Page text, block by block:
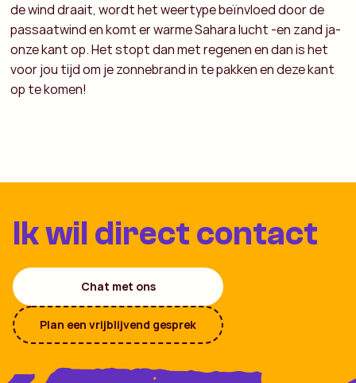
de wind draait, wordt het weertype beïnvloed door de
passaatwind en komt er warme Sahara lucht -en zand ja-
onze kant op. Het stopt dan met regenen en dan is het
voor jou tijd om je zonnebrand in te pakken en deze kant
op te komen!
Ik wil direct contact
Chat met ons
Plan een vrijblijvend gesprek